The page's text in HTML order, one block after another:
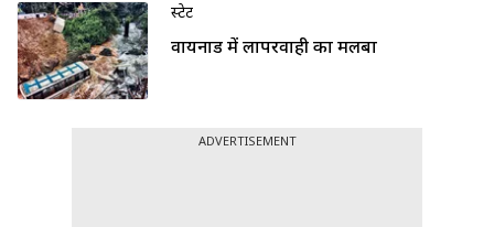
स्टेट
वायनाड में लापरवाही का मलबा
ADVERTISEMENT